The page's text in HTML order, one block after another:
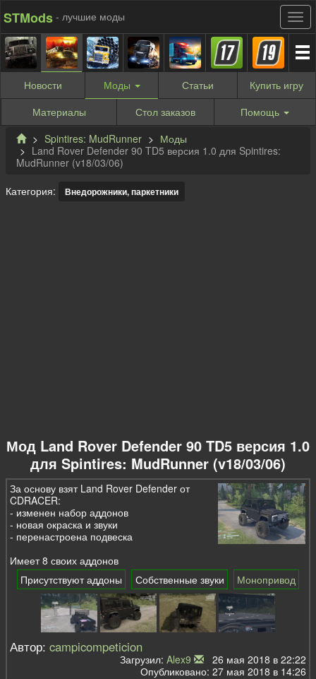
STMods - лучшие моды
Новости Моды Статьи Купить игру
Материалы
Стол заказов
Помощь
Spintires: MudRunner
Моды
Land Rover Defender 90 TD5 версия 1.0 для Spintires:
MudRunner (v18/03/06)
Категория: Внедорожники, паркетники
Мод Land Rover Defender 90 TD5 версия 1.0
для Spintires: MudRunner (v18/03/06)
За основу взят Land Rover Defender от
CDRACER:
- изменен набор аддонов
- новая окраска и звуки
- перенастроена подвеска
Имеет 8 своих аддонов
Присутствуют аддоны
Собственные звуки Монопривод
Автор:campicompeticion
Загрузил: Alex9
26 мая 2018 в 22:22
Опубликовано: 27 мая 2018 в 14:26